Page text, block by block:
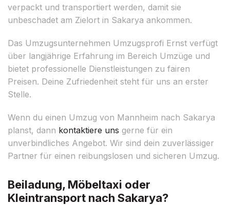
verpackt und transportiert werden, damit sie
unbeschadet am Zielort in Sakarya ankommen.
Das Umzugsunternehmen Umzugsprofi Ernst verfügt
über langjährige Erfahrung im Bereich Umzüge und
bietet professionelle Dienstleistungen zu fairen
Preisen. Deine Zufriedenheit steht für uns an erster
Stelle.
Wenn du einen Umzug von Mannheim nach Sakarya
planst, dann kontaktiere uns gerne für ein
unverbindliches Angebot. Wir sind dein zuverlässiger
Partner für einen reibungslosen und sicheren Umzug.
Beiladung, Möbeltaxi oder
Kleintransport nach Sakarya?